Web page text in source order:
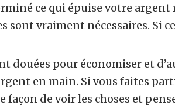
ce qui épuise votre argent
sont vraiment nécessaires. Si
douées pour économiser et
en main. Si vous faites
façon de voir les choses et